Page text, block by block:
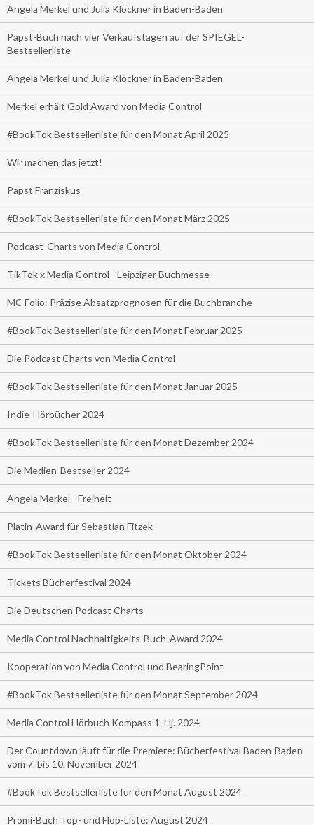
Angela Merkel und Julia Klöckner in Baden-Baden
Papst-Buch nach vier Verkaufstagen auf der SPIEGEL-
Bestsellerliste
Angela Merkel und Julia Klöckner in Baden-Baden
Merkel erhält Gold Award von Media Control
#BookTok Bestsellerliste für den Monat April 2025
Wir machen das jetzt!
Papst Franziskus
#BookTok Bestsellerliste für den Monat März 2025
Podcast-Charts von Media Control
TikTok x Media Control - Leipziger Buchmesse
MC Folio: Präzise Absatzprognosen für die Buchbranche
#BookTok Bestsellerliste für den Monat Februar 2025
Die Podcast Charts von Media Control
#BookTok Bestsellerliste für den Monat Januar 2025
Indie-Hörbücher 2024
#BookTok Bestsellerliste für den Monat Dezember 2024
Die Medien-Bestseller 2024
Angela Merkel - Freiheit
Platin-Award für Sebastian Fitzek
#BookTok Bestsellerliste für den Monat Oktober 2024
Tickets Bücherfestival 2024
Die Deutschen Podcast Charts
Media Control Nachhaltigkeits-Buch-Award 2024
Kooperation von Media Control und BearingPoint
#BookTok Bestsellerliste für den Monat September 2024
Media Control Hörbuch Kompass 1. Hj. 2024
Der Countdown läuft für die Premiere: Bücherfestival Baden-Baden
vom 7. bis 10. November 2024
#BookTok Bestsellerliste für den Monat August 2024
Promi-Buch Top- und Flop-Liste: August 2024